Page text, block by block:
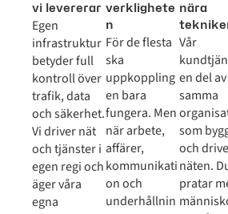
vi levererar
Egen
infrastruktur
betyder full
kontroll över
trafik, data
och säkerhet.
Vi driver nät
och tjänster i
egen regi och
äger våra
egna
verklighete
n
För de flesta
ska
uppkoppling
en bara
fungera. Men
när arbete,
affärer,
kommunikati
on och
underhållnin
nära
Vår
en del av
samma
som
och
näten.
pratar